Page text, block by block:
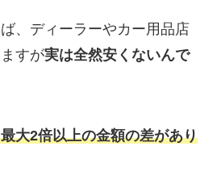
、ディーラーやカー用品店
すが実は全然安くないんで
大2倍以上の金額の差があり